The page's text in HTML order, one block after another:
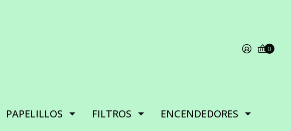
0
PAPELILLOS FILTROS ENCENDEDORES